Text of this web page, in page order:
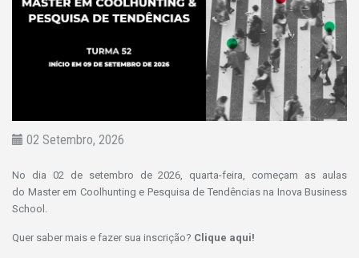
02 Setembro, 2026
No dia 02 de setembro de 2026, quarta-feira, começam as aulas
do Master em Coolhunting e Pesquisa de Tendências na Inova Business
School.
Quer saber mais e fazer sua inscrição? Clique aqui!